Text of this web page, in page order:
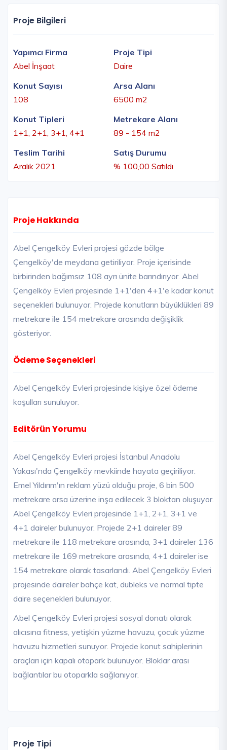
Proje Bilgileri
Yapımcı Firma
Abel İnşaat
Proje Tipi
Daire
Konut Sayısı
108
Arsa Alanı
6500 m2
Konut Tipleri
1+1, 2+1, 3+1, 4+1
Metrekare Alanı
89 - 154 m2
Teslim Tarihi
Aralık 2021
Satış Durumu
% 100,00 Satıldı
Proje Hakkında
Abel Çengelköy Evleri projesi gözde bölge
Çengelköy'de meydana getiriliyor. Proje içerisinde
birbirinden bağımsız 108 ayrı ünite barındırıyor. Abel
Çengelköy Evleri projesinde 1+1'den 4+1'e kadar konut
seçenekleri bulunuyor. Projede konutların büyüklükleri 89
metrekare ile 154 metrekare arasında değişiklik
gösteriyor.
Ödeme Seçenekleri
Abel Çengelköy Evleri projesinde kişiye özel ödeme
koşulları sunuluyor.
Editörün Yorumu
Abel Çengelköy Evleri projesi İstanbul Anadolu
Yakası'nda Çengelköy mevkiinde hayata geçiriliyor.
Emel Yıldırım'ın reklam yüzü olduğu proje, 6 bin 500
metrekare arsa üzerine inşa edilecek 3 bloktan oluşuyor.
Abel Çengelköy Evleri projesinde 1+1, 2+1, 3+1 ve
4+1 daireler bulunuyor. Projede 2+1 daireler 89
metrekare ile 118 metrekare arasında, 3+1 daireler 136
metrekare ile 169 metrekare arasında, 4+1 daireler ise
154 metrekare olarak tasarlandı. Abel Çengelköy Evleri
projesinde daireler bahçe kat, dubleks ve normal tipte
daire seçenekleri bulunuyor.
Abel Çengelköy Evleri projesi sosyal donatı olarak
alıcısına fitness, yetişkin yüzme havuzu, çocuk yüzme
havuzu hizmetleri sunuyor. Projede konut sahiplerinin
araçları için kapalı otopark bulunuyor. Bloklar arası
bağlantılar bu otoparkla sağlanıyor.
Proje Tipi